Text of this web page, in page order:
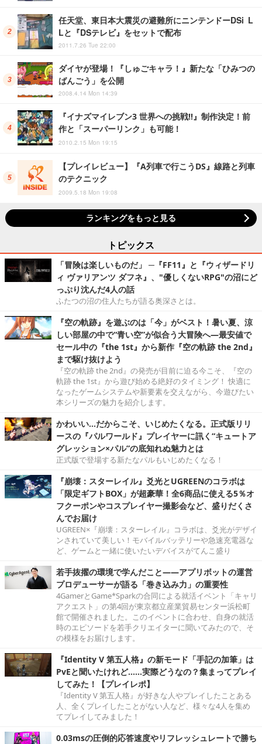
任天堂、東日本大震災の避難所にニンテンドーDSi L
Lと『DSテレビ』をセットで配布
2011.7.26 Tue 22:00
ダイヤが登場！『しゅごキャラ！』新たな「ひみつの
ばんごう」を公開
2008.4.14 Mon 14:39
『イナズマイレブン3 世界への挑戦!!』制作決定！前
作と「スーパーリンク」も可能！
2010.2.15 Mon 19:15
【プレイレビュー】『A列車で行こうDS』線路と列車
のテクニック
2009.5.18 Mon 19:08
ランキングをもっと見る
トピックス
「冒険は楽しいものだ」 ─『FF11』と『ウィザードリ
ィ ヴァリアンツ ダフネ』、"優しくないRPG"の沼にど
っぷり沈んだ4人の話
ふたつの沼の住人たちが語る奥深さとは。
『空の軌跡』を遊ぶのは「今」がベスト！暑い夏、涼
しい部屋の中で“青い空”が似合う大冒険へ―最安値で
セール中の『the 1st』から新作『空の軌跡 the 2nd』
まで駆け抜けよう
『空の軌跡 the 2nd』の発売が目前に迫る今こそ、『空の
軌跡 the 1st』から遊び始める絶好のタイミング！ 快適に
なったゲームシステムや新要素を交えながら、今遊びたい
本シリーズの魅力を紹介します。
かわいい…だからこそ、いじめたくなる。正式版リリ
ースの『パルワールド』プレイヤーに訊く“キュートア
グレッション×パル”の底知れぬ魅力とは
正式版で登場する新たなパルもいじめたくなる！
『崩壊：スターレイル』爻光とUGREENのコラボは
「限定ギフトBOX」が超豪華！全6商品に使える5％オ
フクーポンやコスプレイヤー撮影会など、盛りだくさ
んでお届け
UGREEN×『崩壊：スターレイル』コラボは、爻光がデザイ
ンされていて美しい！モバイルバッテリーや急速充電器な
ど、ゲームと一緒に使いたいデバイスがてんこ盛り
若手抜擢の環境で学んだこと――アプリボットの運営
プロデューサーが語る「巻き込み力」の重要性
4GamerとGame*Sparkの合同による就活イベント「キャリ
アクエスト」の第4回が東京都立産業貿易センター浜松町
館で開催されました。このイベントに合わせ、自身の就活
時のエピソードを若手クリエイターに聞いてみたので、そ
の模様をお届けします。
『Identity V 第五人格』の新モード「手記の加筆」は
PvEと聞いたけれど……実際どうなの？集まってプレイ
してみた！【プレイレポ】
『Identity V 第五人格』が好きな人やプレイしたことある
人、全くプレイしたことがない人など、様々な4人を集め
てプレイしてみました！
0.03msの圧倒的応答速度やリフレッシュレートで勝ち